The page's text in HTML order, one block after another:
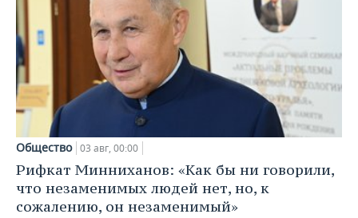
Общество 03 авг, 00:00
Рифкат Минниханов: «Как бы ни говорили,
что незаменимых людей нет, но, к
сожалению, он незаменимый»